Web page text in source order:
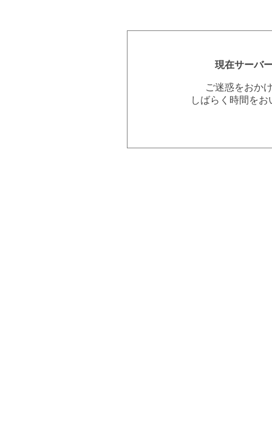
現在サーバ
ご迷惑をおか
しばらく時間を